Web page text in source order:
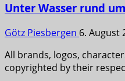
Unter Wasser rund
Götz Piesbergen 6. August
All brands, logos,
copyrighted by their